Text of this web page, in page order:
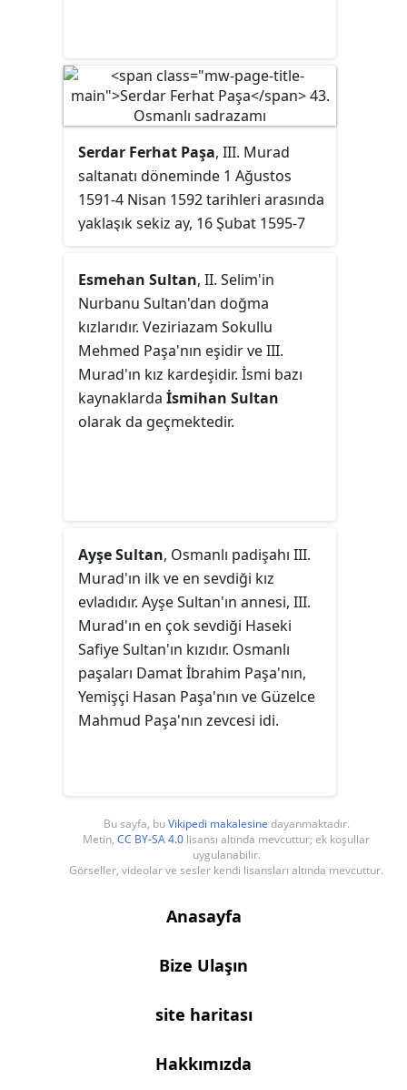
Serdar Ferhat Paşa, III. Murad
saltanatı döneminde 1 Ağustos
1591-4 Nisan 1592 tarihleri arasında
yaklaşık sekiz ay, 16 Şubat 1595-7
yaklaşık dört ay sadrazamlık yapmış
bir Osmanlı devlet adamıdır.
Esmehan Sultan, II. Selim'in
Nurbanu Sultan'dan doğma
kızlarıdır. Veziriazam Sokullu
Mehmed Paşa'nın eşidir ve III.
Murad'ın kız kardeşidir. İsmi bazı
kaynaklarda İsmihan Sultan
olarak da geçmektedir.
Ayşe Sultan, Osmanlı padişahı III.
Murad'ın ilk ve en sevdiği kız
evladıdır. Ayşe Sultan'ın annesi, III.
Murad'ın en çok sevdiği Haseki
Safiye Sultan'ın kızıdır. Osmanlı
paşaları Damat İbrahim Paşa'nın,
Yemişçi Hasan Paşa'nın ve Güzelce
Mahmud Paşa'nın zevcesi idi.
Bu sayfa, buVikipedi makalesine dayanmaktadır.
Metin, CC BY-SA 4.0 lisansı altında mevcuttur; ek koşullar
uygulanabilir.
Görseller, videolar ve sesler kendi lisansları altında mevcuttur.
Anasayfa
Bize Ulaşın
site haritası
Hakkımızda